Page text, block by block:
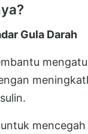
Gula Darah